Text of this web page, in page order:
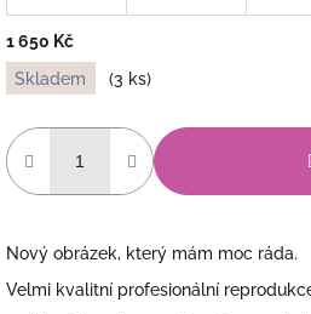
1 650 Kč
Měrná
cena:
Skladem (3 ks)
Nový obrázek, který mám moc ráda.
Velmi kvalitní profesionální